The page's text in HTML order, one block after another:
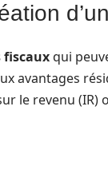
fiscauxqui
avantages
le revenu (IR)